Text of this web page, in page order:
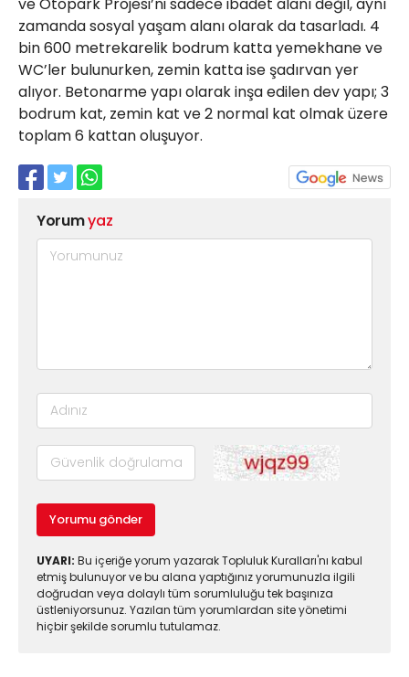
zamanda sosyal yaşam alanı olarak da tasarladı. 4
bin 600 metrekarelik bodrum katta yemekhane ve
WC’ler bulunurken, zemin katta ise şadırvan yer
alıyor. Betonarme yapı olarak inşa edilen dev yapı; 3
bodrum kat, zemin kat ve 2 normal kat olmak üzere
toplam 6 kattan oluşuyor.
Yorumyaz
Yorumu gönder
UYARI: Bu içeriğe yorum yazarak Topluluk Kuralları'nı kabul
etmiş bulunuyor ve bu alana yaptığınız yorumunuzla ilgili
doğrudan veya dolaylı tüm sorumluluğu tek başınıza
üstleniyorsunuz. Yazılan tüm yorumlardan site yönetimi
hiçbir şekilde sorumlu tutulamaz.